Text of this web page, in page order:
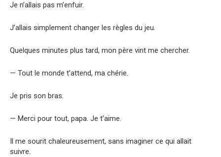
Je n’allais pas m’enfuir.
J’allais simplement changer les règles du jeu.
Quelques minutes plus tard, mon père vint me chercher.
— Tout le monde t’attend, ma chérie.
Je pris son bras.
— Merci pour tout, papa. Je t’aime.
Il me sourit chaleureusement, sans imaginer ce qui allait
suivre.